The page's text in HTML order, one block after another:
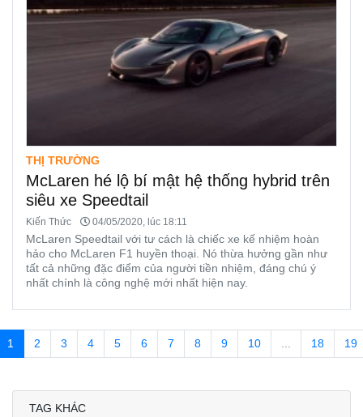
THỊ TRƯỜNG
McLaren hé lộ bí mật hệ thống hybrid trên
siêu xe Speedtail
Kiến Thức 04/05/2020, lúc 18:11
McLaren Speedtail với tư cách là chiếc xe kế nhiệm hoàn
hảo cho McLaren F1 huyền thoại. Nó thừa hưởng gần như
tất cả những đặc điểm của người tiền nhiệm, đáng chú ý
nhất chính là công nghệ mới nhất hiện nay.
1 2 3 4 5 6 7 8 9 10 18 19
TAG KHÁC